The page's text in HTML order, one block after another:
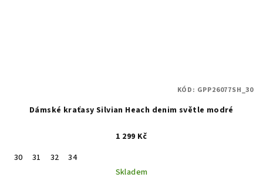
Dámské kraťasy Silvian Heach denim světle modré
1 299 Kč
30
31 32
34
Skladem
KÓD: GPP26077SH_30